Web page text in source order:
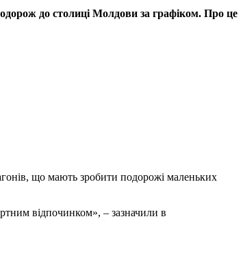
до столиці Молдови за графіком. Про це
що мають зробити подорожі маленьких
відпочинком», – зазначили в